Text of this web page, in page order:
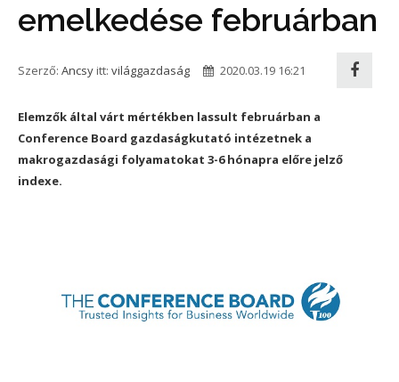
emelkedése februárban
Szerző: Ancsy itt: világgazdaság 2020.03.19 16:21
Elemzők által várt mértékben lassult februárban a
Conference Board gazdaságkutató intézetnek a
makrogazdasági folyamatokat 3-6 hónapra előre jelző
indexe.